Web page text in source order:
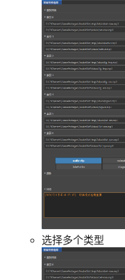
选择多个类型